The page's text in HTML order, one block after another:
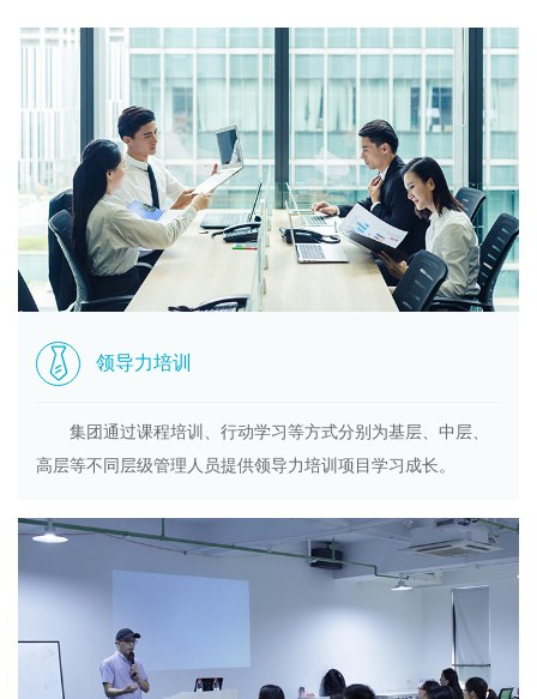
领导力培训
集团通过课程培训、行动学习等方式分别为基层、中层、
高层等不同层级管理人员提供领导力培训项目学习成长。